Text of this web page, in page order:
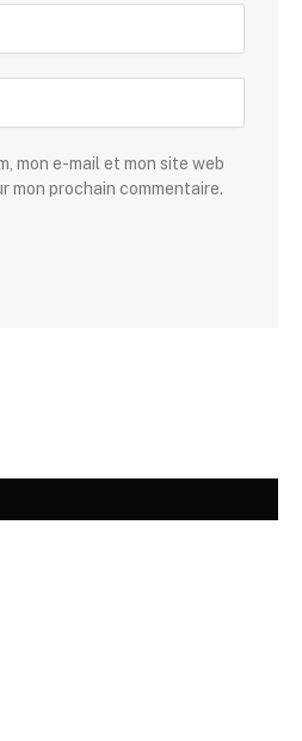
mon e-mail et mon site web
mon prochain commentaire.